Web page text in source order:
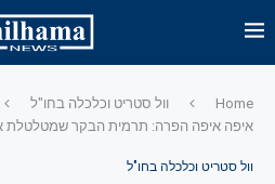
Home
וול סטריט וכלכלה בחו"ל
איפה איפה הפרה: תרמית הבקר שמטלטלת את
וול סטריט וכלכלה בחו"ל